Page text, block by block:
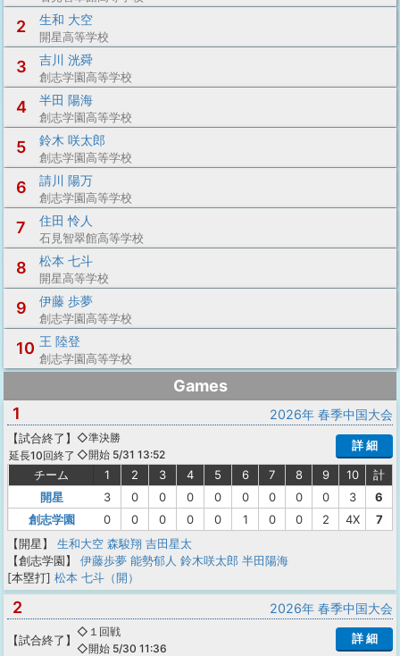
2 生和 大空
開星高等学校
3 吉川 洸舜
創志学園高等学校
4 半田 陽海
創志学園高等学校
5 鈴木 咲太郎
創志学園高等学校
6 請川 陽万
創志学園高等学校
7 住田 怜人
石見智翠館高等学校
8 松本 七斗
開星高等学校
9 伊藤 歩夢
創志学園高等学校
10 王 陸登
創志学園高等学校
Games
1
2026年 春季中国大会
【試合終了 】
延長10回終了
◇準決勝
◇開始 5/31 13:52
詳 細
チーム 1 2 3 4 5 6 7 8 9 10
計
開星
3 0 0 0 0 0 0 0 0 3
6
創志学園
0 0 0 0 0 1 0 0 2 4X
7
【開星】
生和大空 森駿翔 吉田星太
【創志学園】
伊藤歩夢 能勢郁人 鈴木咲太郎 半田陽海
[本塁打] 松本 七斗（開）
2 2026年 春季中国大会
【試合終了 】
◇１回戦
◇開始 5/30 11:36
詳 細